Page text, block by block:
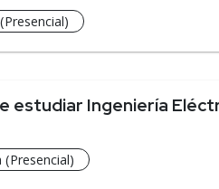
estudiar Ingeniería